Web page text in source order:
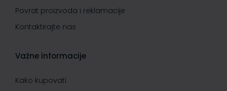
Povrat proizvoda i reklamacije
Kontaktirajte nas
Važne informacije
Kako kupovati